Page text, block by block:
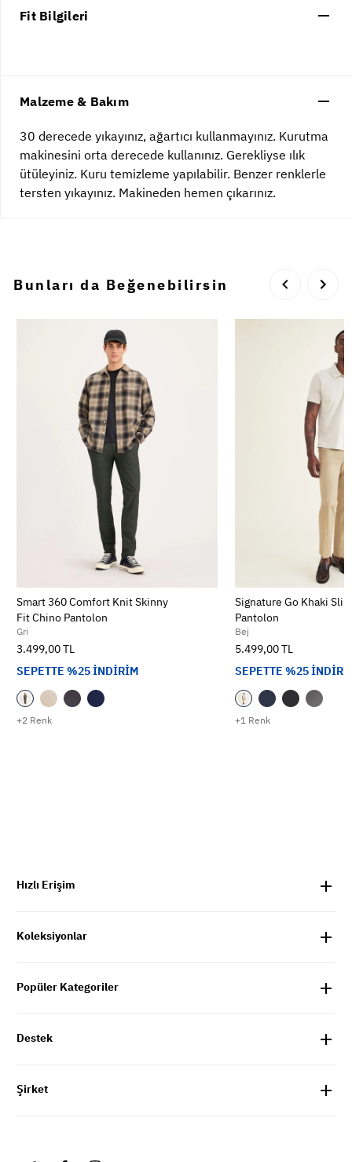
Fit Bilgileri
Malzeme & Bakım
30 derecede yıkayınız, ağartıcı kullanmayınız. Kurutma
makinesini orta derecede kullanınız. Gerekliyse ılık
ütüleyiniz. Kuru temizleme yapılabilir. Benzer renklerle
tersten yıkayınız. Makineden hemen çıkarınız.
Bunları da Beğenebilirsin
+2 Renk
Smart 360 Comfort Knit Skinny
Fit Chino Pantolon
Gri
3.499,00 TL
SEPETTE %25 İNDİRİM
+1 Renk
Signature Go Khaki
Pantolon
Bej
5.499,00 TL
SEPETTE %25
Hızlı Erişim
Koleksiyonlar
Popüler Kategoriler
Destek
Şirket